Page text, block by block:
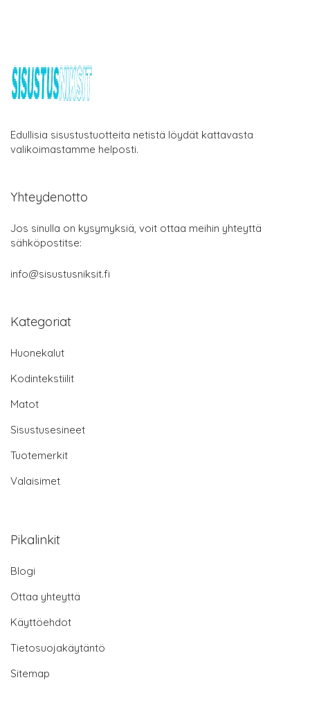
Edullisia sisustustuotteita netistä löydät kattavasta
valikoimastamme helposti.
Yhteydenotto
Jos sinulla on kysymyksiä, voit ottaa meihin yhteyttä
sähköpostitse:
info@sisustusniksit.fi
Kategoriat
Huonekalut
Kodintekstiilit
Matot
Sisustusesineet
Tuotemerkit
Valaisimet
Pikalinkit
Blogi
Ottaa yhteyttä
Käyttöehdot
Tietosuojakäytäntö
Sitemap